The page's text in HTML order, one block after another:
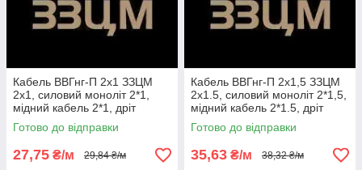
Кабель ВВГнг-П 2х1 ЗЗЦМ
2х1, силовий моноліт 2*1,
мідний кабель 2*1, дріт
плоский (на відріз)
Готово до відправки
27,75 ₴/м 29,84 ₴/м
Кабель ВВГнг-П 2х1,5 ЗЗЦМ
2х1.5, силовий моноліт 2*1,5,
мідний кабель 2*1.5, дріт
плоский (на відріз)
Готово до відправки
35,63 ₴/м 38,32 ₴/м